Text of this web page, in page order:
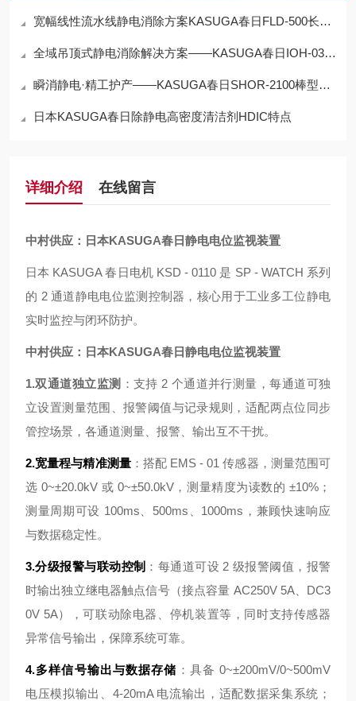
宽幅线性流水线静电消除方案KASUGA春日FLD-500长条直流风扇型静电消除器
全域吊顶式静电消除解决方案——KASUGA春日IOH-03顶置电离器技术详解
瞬消静电·精工护产——KASUGA春日SHOR-2100棒型静电消除器
日本KASUGA春日除静电高密度清洁剂HDIC特点
详细介绍 在线留言
中村供应：日本KASUGA春日静电电位监视装置
日本 KASUGA 春日电机 KSD - 0110 是 SP - WATCH 系列
的 2 通道静电电位监测控制器，核心用于工业多工位静电
实时监控与闭环防护。
中村供应：日本KASUGA春日静电电位监视装置
1.双通道独立监测 ：支持 2 个通道并行测量，每通道可独
立设置测量范围、报警阈值与记录规则，适配两点位同步
管控场景，各通道测量、报警、输出互不干扰。
2.宽量程与精准测量：搭配 EMS - 01 传感器，测量范围可
选 0~±20.0kV 或 0~±50.0kV，测量精度为读数的 ±10%；
测量周期可设 100ms、500ms、1000ms，兼顾快速响应
与数据稳定性。
3.分级报警与联动控制 ：每通道可设 2 级报警阈值，报警
时输出独立继电器触点信号（接点容量 AC250V 5A、DC3
0V 5A），可联动除电器、停机装置等，同时支持传感器
异常信号输出，保障系统可靠。
4.多样信号输出与数据存储 ：具备 0~±200mV/0~500mV
电压模拟输出、4-20mA 电流输出，适配数据采集系统；